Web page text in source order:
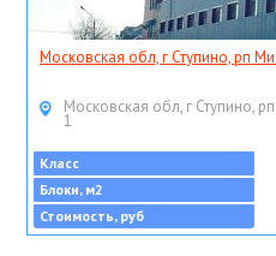
Московская обл, г Ступино, рп
Московская обл, г Ступино,
1
Класс
Блоки, м2
Стоимость, руб